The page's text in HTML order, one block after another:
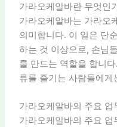
가라오케알바란 무엇인
가라오케알바는 가라오
의미합니다. 이 일은 단
하는 것 이상으로, 손님
를 만드는 역할을 합니
류를 즐기는 사람들에
가라오케알바의 주요 업
가라오케알바의 주요